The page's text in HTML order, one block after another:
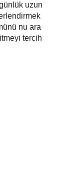
uzun
nu ara
tercih